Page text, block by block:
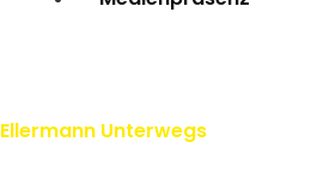
Ellermann Unterwegs